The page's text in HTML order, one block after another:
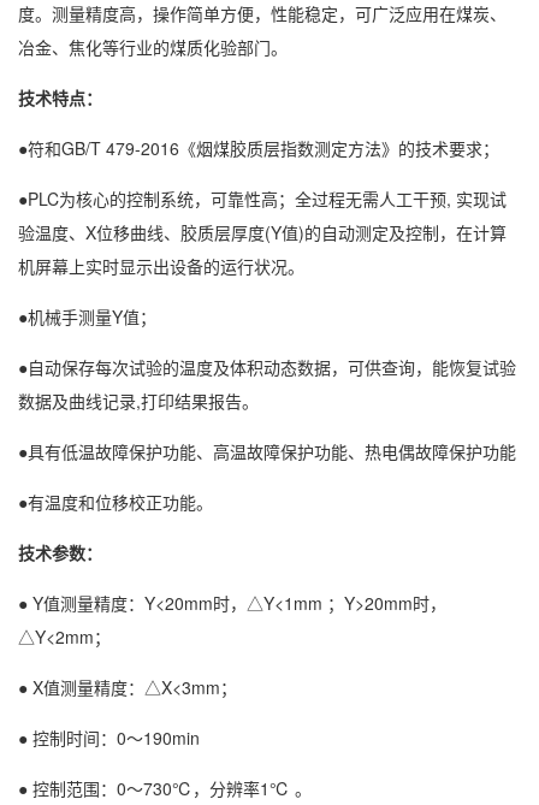
度。测量精度高，操作简单方便，性能稳定，可广泛应用在煤炭、
冶金、焦化等行业的煤质化验部门。
技术特点：
●符和GB/T 479-2016《烟煤胶质层指数测定方法》的技术要求；
●PLC为核心的控制系统，可靠性高；全过程无需人工干预, 实现试
验温度、X位移曲线、胶质层厚度(Y值)的自动测定及控制，在计算
机屏幕上实时显示出设备的运行状况。
●机械手测量Y值；
●自动保存每次试验的温度及体积动态数据，可供查询，能恢复试验
数据及曲线记录,打印结果报告。
●具有低温故障保护功能、高温故障保护功能、热电偶故障保护功能
●有温度和位移校正功能。
技术参数：
● Y值测量精度：Y<20mm时，△Y<1mm ；Y>20mm时，
△Y<2mm；
● X值测量精度：△X<3mm；
● 控制时间：0～190min
● 控制范围：0～730℃，分辨率1℃ 。